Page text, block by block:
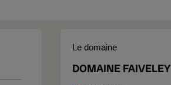
Le domaine
DOMAINE FAIVELEY